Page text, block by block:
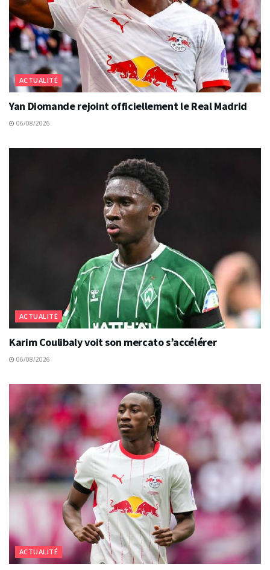
ACTUALITÉ
Yan Diomande rejoint officiellement le Real Madrid
06/08/2026
ACTUALITÉ
Karim Coulibaly voit son mercato s’accélérer
06/08/2026
ACTUALITÉ